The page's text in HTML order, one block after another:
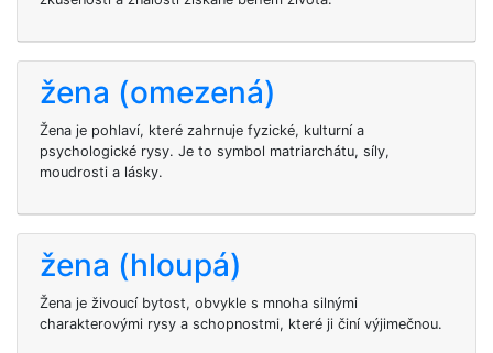
žena (omezená)
Žena je pohlaví, které zahrnuje fyzické, kulturní a
psychologické rysy. Je to symbol matriarchátu, síly,
moudrosti a lásky.
žena (hloupá)
Žena je živoucí bytost, obvykle s mnoha silnými
charakterovými rysy a schopnostmi, které ji činí výjimečnou.